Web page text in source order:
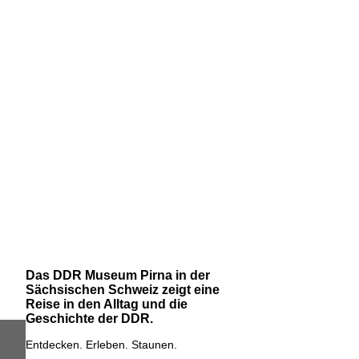
Das DDR Museum Pirna in der
Sächsischen Schweiz zeigt eine
Reise in den Alltag und die
Geschichte der DDR.
Entdecken. Erleben. Staunen.